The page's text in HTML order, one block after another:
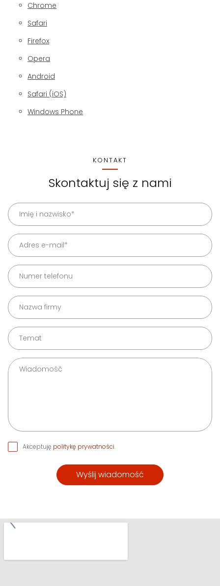
Chrome
Safari
Firefox
Opera
Android
Safari (iOS)
Windows Phone
KONTAKT
Skontaktuj się z nami
Akceptuję politykę prywatności.
Wyślij wiadomość